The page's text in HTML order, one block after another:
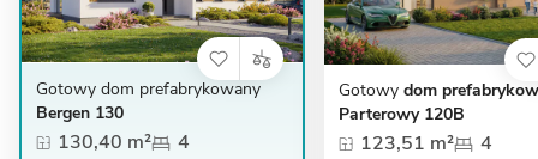
Gotowy dom prefabrykowany
Bergen 130
130,40 m² 4
Gotowy dom
Parterowy 120B
123,51 m² 4